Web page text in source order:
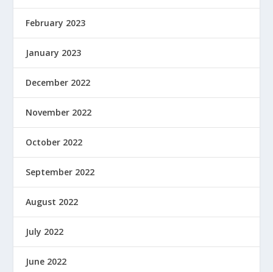
February 2023
January 2023
December 2022
November 2022
October 2022
September 2022
August 2022
July 2022
June 2022